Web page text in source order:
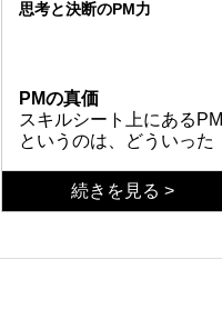
ある。
人工と同じように人月単
ことができるのである。
ェアは無形の物となるた
個人のプログラミングの
早さによって、納期が早
くなったり遅くなったり
するのである。
参画実績から、同じよう
なプロジェクトに何度も
参画していれば手練れで
スキルが高いと評価され
る。システムに関わる人
材の評価が困難な点は、
プロジェクトに参画する
のスキルが比例するわけ
思考と決断のPM力
PMの真価
スキルシート上にあるPM
というのは、どういった
を使ってきたかという内
容であることが多く、SE
従順の呪縛
就職氷河期と呼ばれる世
続きを見る >